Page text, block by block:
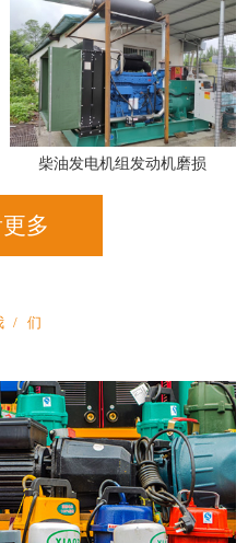
柴油发电机组发动机磨损
多
/们